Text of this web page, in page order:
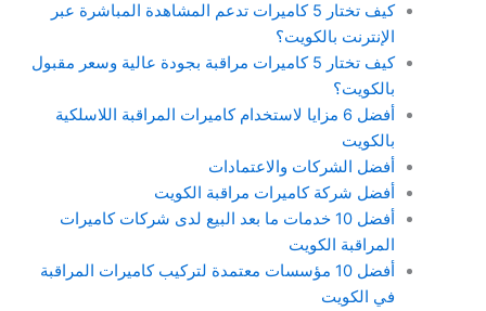
كيف تختار 5 كاميرات تدعم المشاهدة المباشرة عبر
الإنترنت بالكويت؟
كيف تختار 5 كاميرات مراقبة بجودة عالية وسعر مقبول
بالكويت؟
أفضل 6 مزايا لاستخدام كاميرات المراقبة اللاسلكية
بالكويت
أفضل الشركات والاعتمادات
أفضل شركة كاميرات مراقبة الكويت
أفضل 10 خدمات ما بعد البيع لدى شركات كاميرات
المراقبة الكويت
أفضل 10 مؤسسات معتمدة لتركيب كاميرات المراقبة
في الكويت